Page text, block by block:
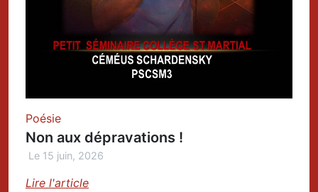
Poésie
Non aux dépravations !
Le 15 juin, 2026
Lire l'article